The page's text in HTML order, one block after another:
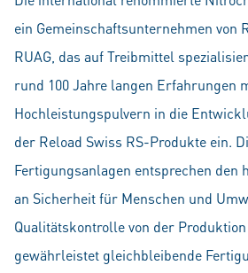
ein Gemeinschaftsunternehmen von
RUAG, das auf Treibmittel
rund 100 Jahre langen Erfahrungen
Hochleistungspulvern in die
der Reload Swiss RS-Produkte ein.
Fertigungsanlagen entsprechen den
an Sicherheit für Menschen und
Qualitätskontrolle von der
gewährleistet gleichbleibende